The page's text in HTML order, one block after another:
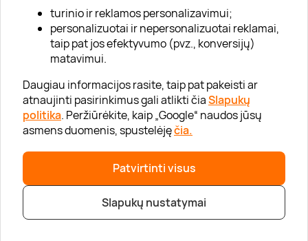
turinio ir reklamos personalizavimui;
personalizuotai ir nepersonalizuotai reklamai,
taip pat jos efektyvumo (pvz., konversijų)
matavimui.
Daugiau informacijos rasite, taip pat pakeisti ar
atnaujinti pasirinkimus gali atlikti čiaSlapukų
politika. Peržiūrėkite, kaip „Google“ naudos jūsų
asmens duomenis, spustelėjęčia.
Patvirtinti visus
Slapukų nustatymai
Visi partneriai
Kontaktai
Tinklaraštis
Informacija